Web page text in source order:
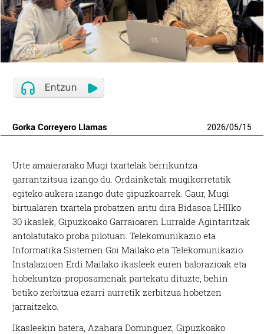
Gorka Correyero Llamas 2026/05/15
Urte amaierarako Mugi txartelak berrikuntza
garrantzitsua izango du. Ordainketak mugikorretatik
egiteko aukera izango dute gipuzkoarrek. Gaur, Mugi
birtualaren txartela probatzen aritu dira Bidasoa LHIIko
30 ikaslek, Gipuzkoako Garraioaren Lurralde Agintaritzak
antolatutako proba pilotuan. Telekomunikazio eta
Informatika Sistemen Goi Mailako eta Telekomunikazio
Instalazioen Erdi Mailako ikasleek euren balorazioak eta
hobekuntza-proposamenak partekatu dituzte, behin
betiko zerbitzua ezarri aurretik zerbitzua hobetzen
jarraitzeko.
Ikasleekin batera, Azahara Dominguez, Gipuzkoako